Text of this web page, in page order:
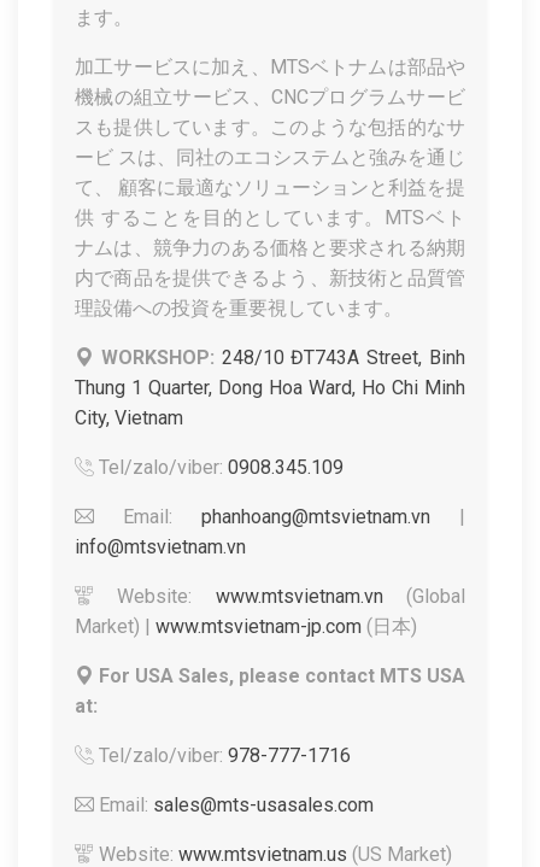
ます。
加工サービスに加え、MTSベトナムは部品や
機械の組立サービス、CNCプログラムサービ
スも提供しています。このような包括的なサ
ービ スは、同社のエコシステムと強みを通じ
て、 顧客に最適なソリューションと利益を提
供 することを目的としています。MTSベト
ナムは、競争力のある価格と要求される納期
内で商品を提供できるよう、新技術と品質管
理設備への投資を重要視しています。
WORKSHOP: 248/10 ĐT743A Street, Binh
Thung 1 Quarter, Dong Hoa Ward, Ho Chi Minh
City, Vietnam
Tel/zalo/viber: 0908.345.109
Email: phanhoang@mtsvietnam.vn |
info@mtsvietnam.vn
Website: www.mtsvietnam.vn (Global
Market) | www.mtsvietnam-jp.com (日本)
For USA Sales, please contact MTS USA
at:
Tel/zalo/viber: 978-777-1716
Email: sales@mts-usasales.com
Website: www.mtsvietnam.us (US Market)